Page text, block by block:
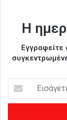
Η
Εγγραφείτε
σ